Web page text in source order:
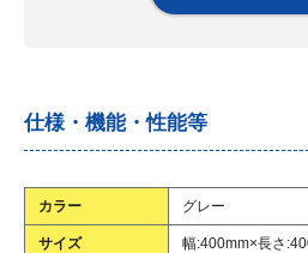
仕様・機能・性能等
カラー グレー
サイズ 幅:400mm×長さ